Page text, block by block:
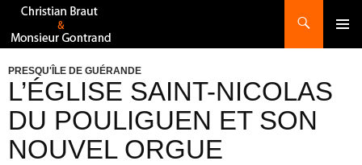
Recherche
AU
PRESQU'ÎLE DE GUÉRANDE
L’ÉGLISE SAINT-NICOLAS
DU POULIGUEN ET SON
NOUVEL ORGUE